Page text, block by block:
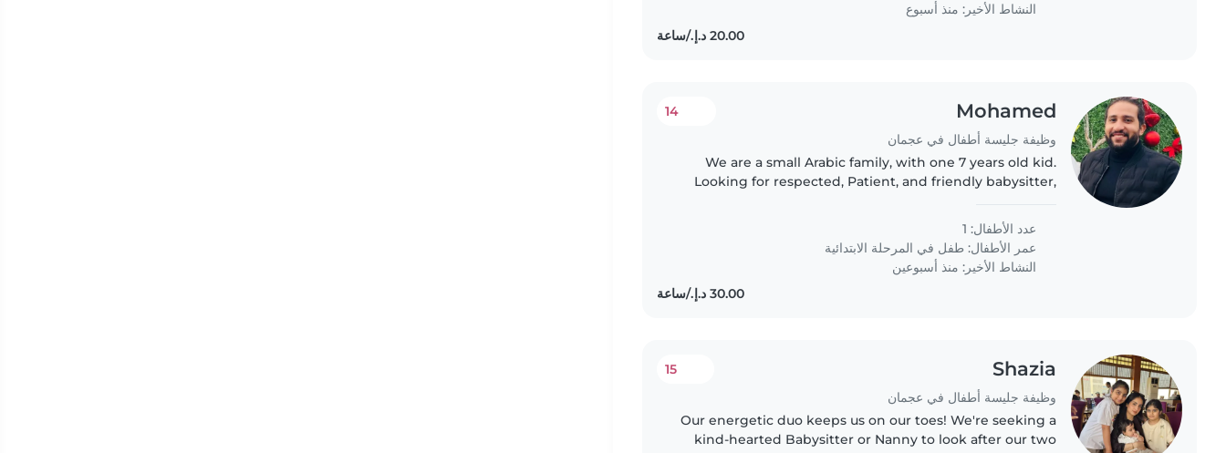
النشاط الأخير: منذ أسبوع
Mohamed
وظيفة جليسة أطفال في عجمان
14
We are a small Arabic family, with one 7 years old kid.
Looking for respected, Patient, and friendly babysitter,
عدد الأطفال: 1
عمر الأطفال: طفل في المرحلة الابتدائية
النشاط الأخير: منذ أسبوعين
Shazia
وظيفة جليسة أطفال في عجمان
15
Our energetic duo keeps us on our toes! We're seeking a
kind-hearted Babysitter or Nanny to look after our two